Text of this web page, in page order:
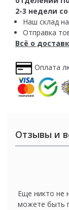
2-3 недели
Наш склад
Отправка
Всё о
Оплата
Отзывы и
Еще никто не
можете быть